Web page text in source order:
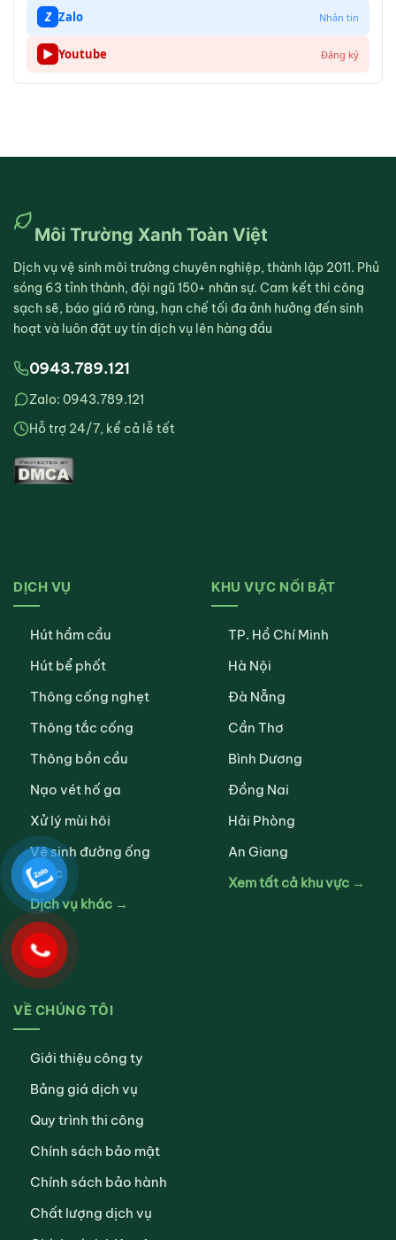
Z Zalo Nhắn tin
▶ Youtube Đăng ký
Môi Trường Xanh Toàn Việt
Dịch vụ vệ sinh môi trường chuyên nghiệp, thành lập 2011. Phủ
sóng 63 tỉnh thành, đội ngũ 150+ nhân sự. Cam kết thi công
sạch sẽ, báo giá rõ ràng, hạn chế tối đa ảnh hưởng đến sinh
hoạt và luôn đặt uy tín dịch vụ lên hàng đầu
0943.789.121
Zalo: 0943.789.121
Hỗ trợ 24/7, kể cả lễ tết
DỊCH VỤ
Hút hầm cầu
Hút bể phốt
Thông cống nghẹt
Thông tắc cống
Thông bồn cầu
Nạo vét hố ga
Xử lý mùi hôi
Vệ sinh đường ống
nước
Dịch vụ khác →
KHU VỰC NỔI BẬT
TP. Hồ Chí Minh
Hà Nội
Đà Nẵng
Cần Thơ
Bình Dương
Đồng Nai
Hải Phòng
An Giang
Xem tất cả khu vực →
VỀ CHÚNG TÔI
Giới thiệu công ty
Bảng giá dịch vụ
Quy trình thi công
Chính sách bảo mật
Chính sách bảo hành
Chất lượng dịch vụ